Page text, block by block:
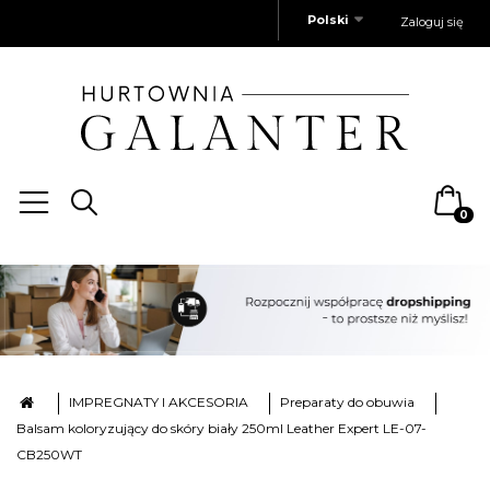
Zaloguj się
Polski
0
IMPREGNATY I AKCESORIA
Preparaty do obuwia
Balsam koloryzujący do skóry biały 250ml Leather Expert LE-07-
CB250WT